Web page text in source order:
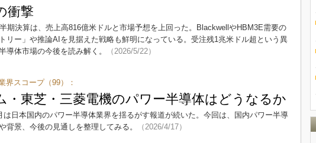
衝撃
期決算は、売上高816億米ドルと市場予想を上回った。BlackwellやHBM3E需要の
リー」や推論AIを見据えた戦略も鮮明になっている。受注残1兆米ドル超という異
導体市場の今後を読み解く。
（2026/5/22）
界スコープ（99）：
・東芝・三菱電機のパワー半導体はどうなるか
は日本国内のパワー半導体業界を揺るがす報道が続いた。今回は、国内パワー半導
背景、今後の見通しを整理してみる。
（2026/4/17）